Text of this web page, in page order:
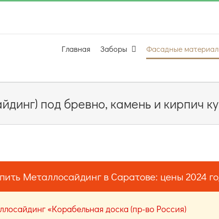
Главная Заборы Фасадные
под бревно, камень и кирпич
Металлосайдинг в Саратове: цены 2024
«Корабельная доска (пр-во Россия)